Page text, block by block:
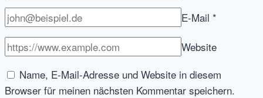
E-Mail *
Website
Name, E-Mail-Adresse und Website in diesem
Browser für meinen nächsten Kommentar speichern.